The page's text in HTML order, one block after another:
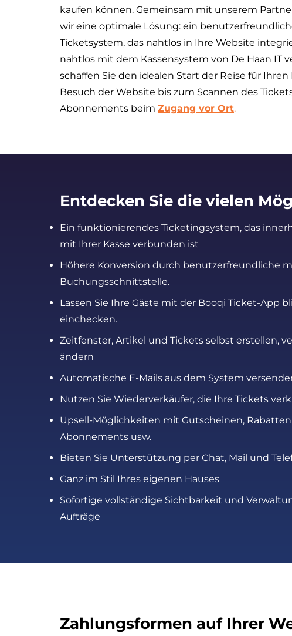
kaufen können. Gemeinsam mit unserem
wir eine optimale Lösung: ein
Ticketsystem, das nahtlos in Ihre Website
nahtlos mit dem Kassensystem von De Haan IT
schaffen Sie den idealen Start der Reise für
Besuch der Website bis zum Scannen des
Abonnements beim Zugang vor Ort.
Entdecken Sie die vielen
Ein funktionierendes Ticketingsystem, das
mit Ihrer Kasse verbunden ist
Höhere Konversion durch benutzerfreundliche
Buchungsschnittstelle.
Lassen Sie Ihre Gäste mit der Booqi Ticket-App
einchecken.
Zeitfenster, Artikel und Tickets selbst erstellen,
ändern
Automatische E-Mails aus dem System
Nutzen Sie Wiederverkäufer, die Ihre Tickets
Upsell-Möglichkeiten mit Gutscheinen,
Abonnements usw.
Bieten Sie Unterstützung per Chat, Mail und
Ganz im Stil Ihres eigenen Hauses
Sofortige vollständige Sichtbarkeit und
Aufträge
Zahlungsformen auf Ihrer